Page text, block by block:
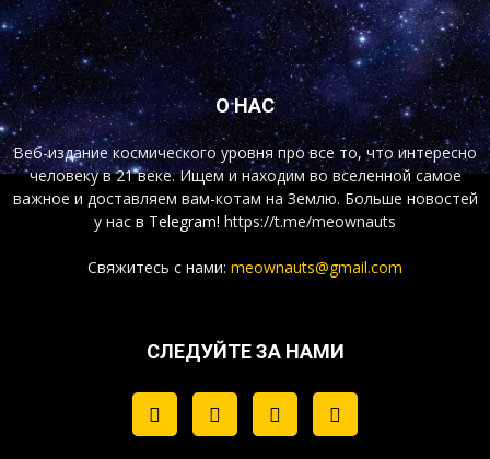
О НАС
Веб-издание космического уровня про все то, что интересно
человеку в 21 веке. Ищем и находим во вселенной самое
важное и доставляем вам-котам на Землю. Больше новостей
у нас в Telegram! https://t.me/meownauts
Свяжитесь с нами: meownauts@gmail.com
СЛЕДУЙТЕ ЗА НАМИ